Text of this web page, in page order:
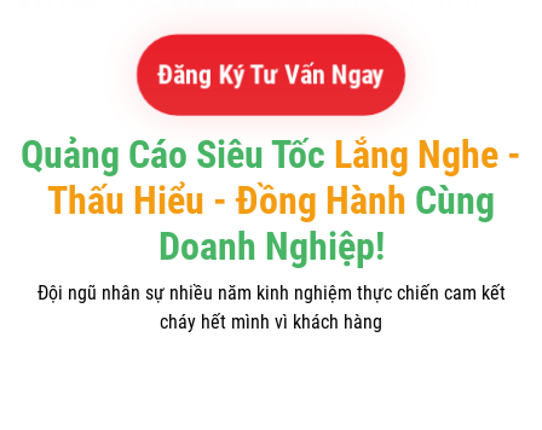
Đăng Ký Tư Vấn Ngay
Quảng Cáo Siêu Tốc Lắng Nghe -
Thấu Hiểu - Đồng Hành Cùng
Doanh Nghiệp!
Đội ngũ nhân sự nhiều năm kinh nghiệm thực chiến cam kết
cháy hết mình vì khách hàng